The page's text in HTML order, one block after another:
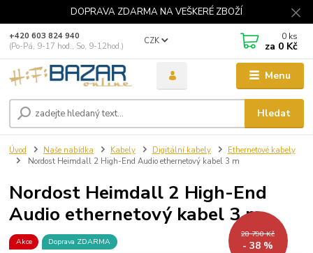
DOPRAVA ZDARMA NA VEŠKERÉ ZBOŽÍ
Menu
CZK
Hledat
+420 603 824 940
(Po-Pá, 9-17 hod., So, 9-12hod.)
0 ks
za 0 Kč
Úvod Naše nabídka Kabely Digitální kabely
Ethernetové kabely
Nordost Heimdall 2 High-End Audio ethernetový kabel 3 m
Nordost Heimdall 2 High-End
Audio ethernetový kabel 3 m
Akce Doprava ZDARMA
28 790 Kč
- 38 %